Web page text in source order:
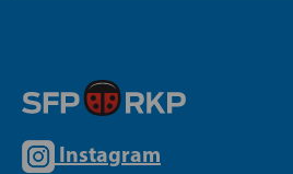
Instagram